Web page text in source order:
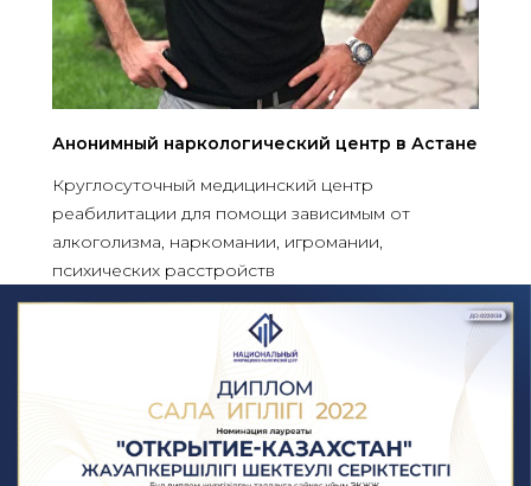
Анонимный наркологический центр в Астане
Круглосуточный медицинский центр
реабилитации для помощи зависимым от
алкоголизма, наркомании, игромании,
психических расстройств